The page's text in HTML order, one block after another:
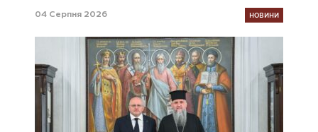
04 Серпня 2026 НОВИНИ